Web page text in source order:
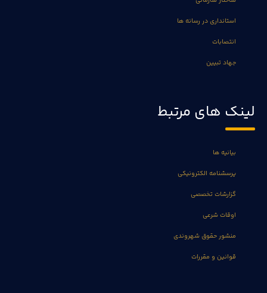
استانداری در رسانه ها
انتصابات
جهاد تبیین
لینک های مرتبط
بیانیه ها
پرسشنامه الکترونیکی
گزارشات تخصصی
اوقات شرعی
منشور حقوق شهروندی
قوانین و مقررات